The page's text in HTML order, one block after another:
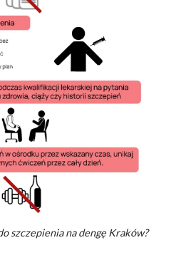
szczepienia na dengę Kraków?